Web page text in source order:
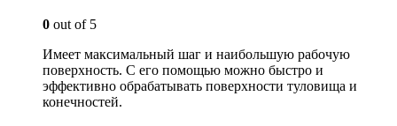
0 out of 5
Имеет максимальный шаг и наибольшую рабочую
поверхность. С его помощью можно быстро и
эффективно обрабатывать поверхности туловища и
конечностей.